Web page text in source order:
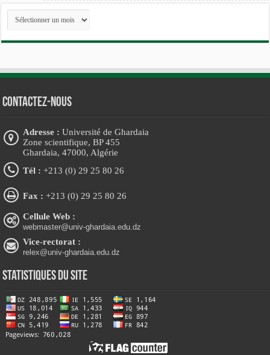
Archives
Contactez-nous
Adresse : Université de Ghardaia
Zone scientifique, BP 455
Ghardaia, 47000, Algérie
Tél : +213 (0) 29 25 80 26
Fax : +213 (0) 29 25 80 26
Cellule Web :
webmaster@univ-ghardaia.edu.dz
Vice-rectorat :
relex@univ-ghardaia.edu.dz
Statistiques du site